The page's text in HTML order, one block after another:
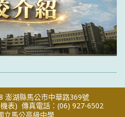
澎湖縣馬公市中華路369號
表) 傳真電話：(06) 927-6502
立馬公高級中學